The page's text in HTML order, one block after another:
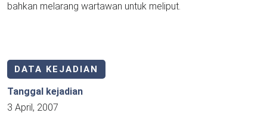
bahkan melarang wartawan untuk meliput.
DATA KEJADIAN
Tanggal kejadian
3 April, 2007